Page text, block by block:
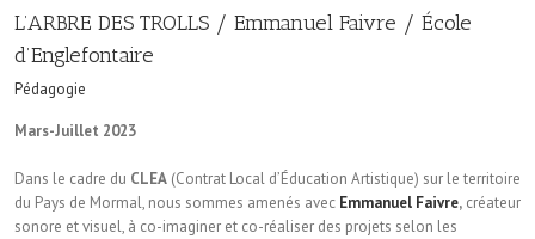
L’ARBRE DES TROLLS / Emmanuel Faivre / École
d’Englefontaire
Pédagogie
Mars-Juillet 2023
Dans le cadre du CLEA (Contrat Local d’Éducation Artistique) sur le territoire
du Pays de Mormal, nous sommes amenés avec Emmanuel Faivre, créateur
sonore et visuel, à co-imaginer et co-réaliser des projets selon les